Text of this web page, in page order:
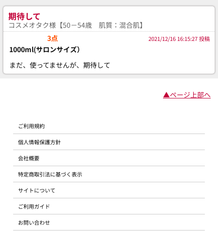
期待して
コスメオタク様【50－54歳 肌質：混合肌】
3点
2021/12/16 16:15:27 投稿
1000ml(サロンサイズ）
まだ、使ってませんが、期待して
▲ページ上部へ
ご利用規約
個人情報保護方針
会社概要
特定商取引法に基づく表示
サイトについて
ご利用ガイド
お問い合わせ